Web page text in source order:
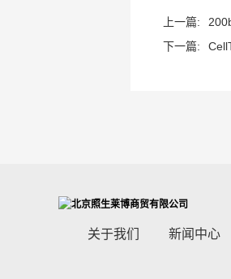
上一篇:
下一篇:
关于我们 新闻中心